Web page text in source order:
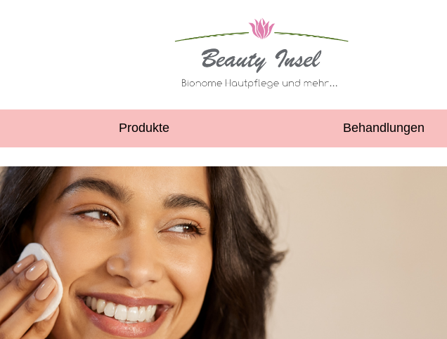
Produkte Behandlungen